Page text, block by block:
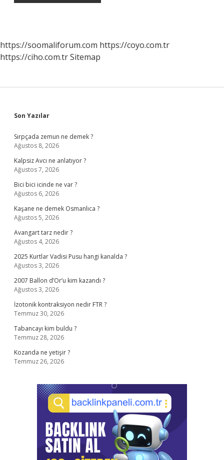
https://soomaliforum.com https://coyo.com.tr
https://ciho.com.trSitemap
Sidebar
Son Yazılar
Sırpçada zemun ne demek ?
Ağustos 8, 2026
Kalpsiz Avcı ne anlatıyor ?
Ağustos 7, 2026
Bici bici icinde ne var ?
Ağustos 6, 2026
Kaşane ne demek Osmanlıca ?
Ağustos 5, 2026
Avangart tarz nedir ?
Ağustos 4, 2026
2025 Kurtlar Vadisi Pusu hangi kanalda ?
Ağustos 3, 2026
2007 Ballon d’Or’u kim kazandı ?
Ağustos 3, 2026
İzotonik kontraksiyon nedir FTR ?
Temmuz 30, 2026
Tabancayı kim buldu ?
Temmuz 28, 2026
Kozanda ne yetişir ?
Temmuz 26, 2026